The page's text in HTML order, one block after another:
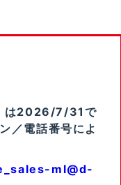
は2026/7/31で
／電話番号によ
ml@d-